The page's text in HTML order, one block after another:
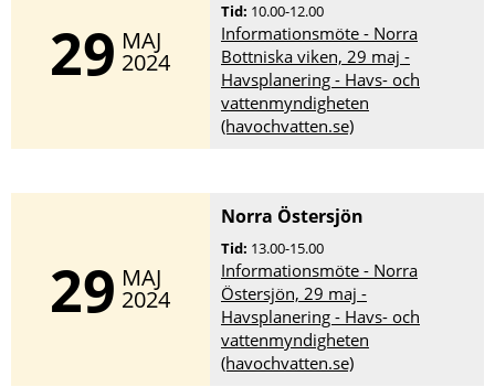
29 MAJ
2024
Tid: 10.00-12.00
Informationsmöte - Norra
Bottniska viken, 29 maj -
Havsplanering - Havs- och
vattenmyndigheten
(havochvatten.se)
29 MAJ
2024
Norra Östersjön
Tid: 13.00-15.00
Informationsmöte - Norra
Östersjön, 29 maj -
Havsplanering - Havs- och
vattenmyndigheten
(havochvatten.se)